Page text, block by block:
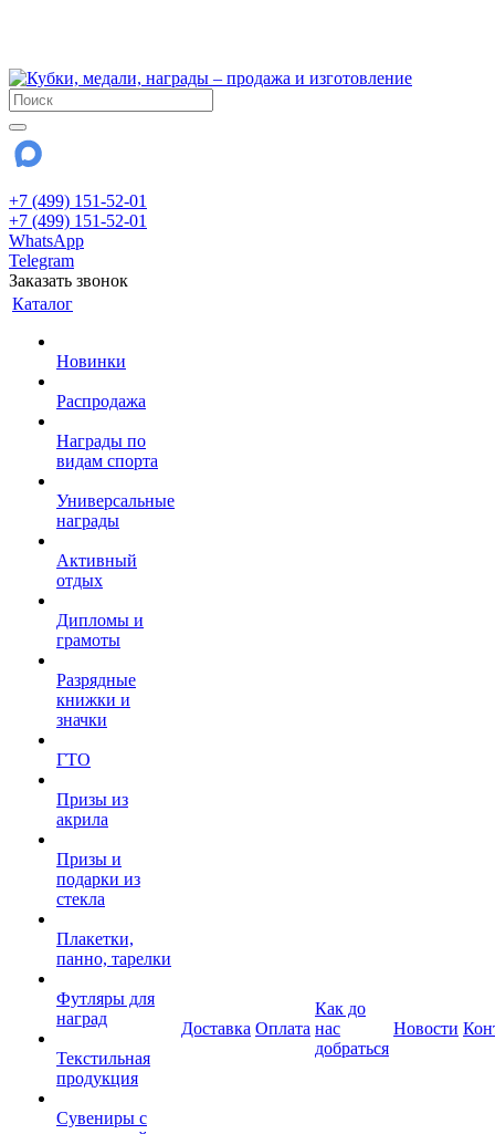
+7 (499) 151-52-01
+7 (499) 151-52-01
WhatsApp
Telegram
Заказать звонок
Каталог
Новинки
Распродажа
Награды по
видам спорта
Универсальные
награды
Активный
отдых
Дипломы и
грамоты
Разрядные
книжки и
значки
ГТО
Призы из
акрила
Призы и
подарки из
стекла
Плакетки,
панно, тарелки
Футляры для
наград
Текстильная
продукция
Сувениры с
Доставка Оплата
Как до
нас
добраться
Новости